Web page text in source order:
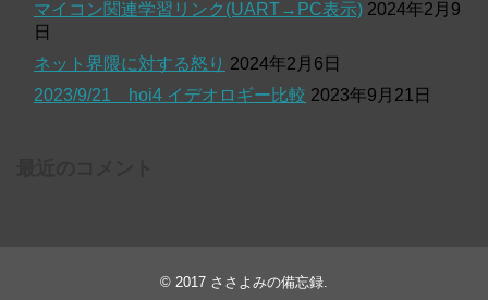
マイコン関連学習リンク(UART→PC表示) 2024年2月9
日
ネット界隈に対する怒り 2024年2月6日
2023/9/21 hoi4 イデオロギー比較 2023年9月21日
© 2017 ささよみの備忘録